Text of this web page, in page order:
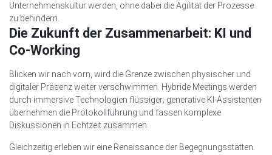
Unternehmenskultur werden, ohne dabei die Agilität der Prozesse
zu behindern.
Die Zukunft der Zusammenarbeit: KI und
Co-Working
Blicken wir nach vorn, wird die Grenze zwischen physischer und
digitaler Präsenz weiter verschwimmen. Hybride Meetings werden
durch immersive Technologien flüssiger; generative KI-Assistenten
übernehmen die Protokollführung und fassen komplexe
Diskussionen in Echtzeit zusammen.
Gleichzeitig erleben wir eine Renaissance der Begegnungsstätten.